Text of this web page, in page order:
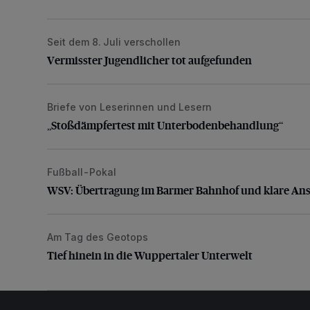
Vermisster Jugendlicher tot aufgefunden
Seit dem 8. Juli verschollen
Vermisster Jugendlicher tot aufgefunden
„Stoßdämpfertest mit Unterbodenbehandlung“
Briefe von Leserinnen und Lesern
„Stoßdämpfertest mit Unterbodenbehandlung“
WSV: Übertragung im Barmer Bahnhof und klare
Fußball-Pokal
WSV: Übertragung im Barmer Bahnhof und klare
Tief hinein in die Wuppertaler Unterwelt
Am Tag des Geotops
Tief hinein in die Wuppertaler Unterwelt